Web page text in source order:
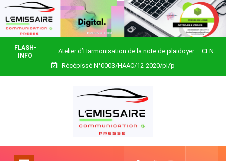
FLASH-
INFO
Atelier d’Harmonisation de la note de plaidoyer – CFN
Togo
Récépissé N°0003/HAAC/12-2020/pl/p